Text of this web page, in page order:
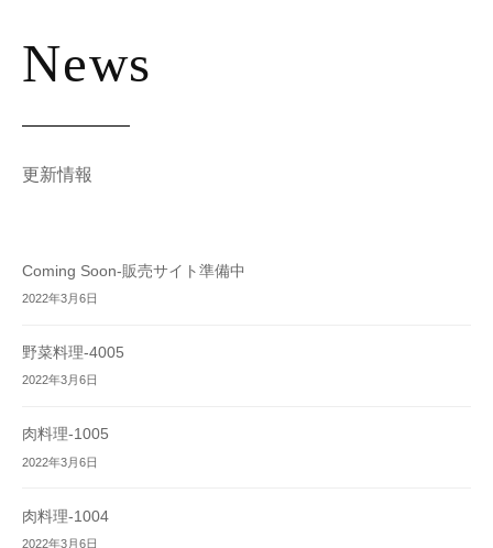
News
更新情報
Coming Soon-販売サイト準備中
2022年3月6日
野菜料理-4005
2022年3月6日
肉料理-1005
2022年3月6日
肉料理-1004
2022年3月6日